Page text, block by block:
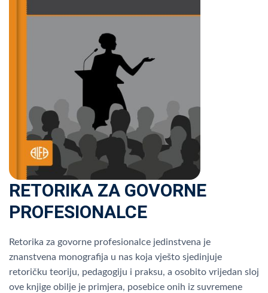
RETORIKA ZA GOVORNE
PROFESIONALCE
Retorika za govorne profesionalce jedinstvena je
znanstvena monografija u nas koja vješto sjedinjuje
retoričku teoriju, pedagogiju i praksu, a osobito vrijedan sloj
ove knjige obilje je primjera, posebice onih iz suvremene